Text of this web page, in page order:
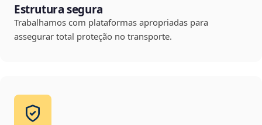
Estrutura segura
Trabalhamos com plataformas apropriadas para
assegurar total proteção no transporte.